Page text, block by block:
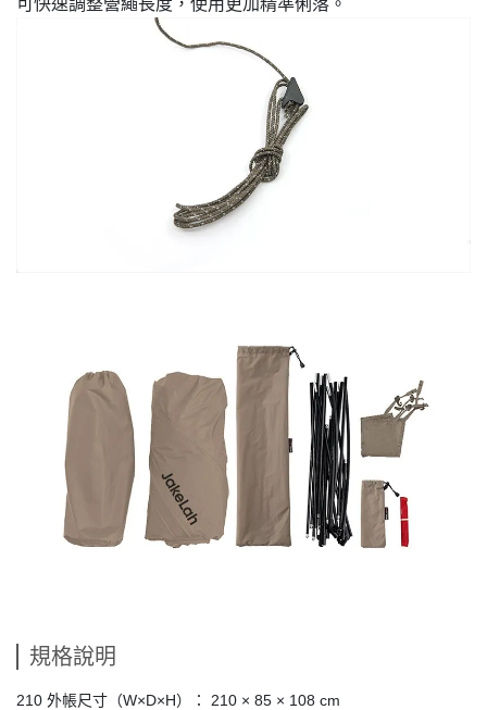
規格說明
210 外帳尺寸（W×D×H）： 210 × 85 × 108 cm